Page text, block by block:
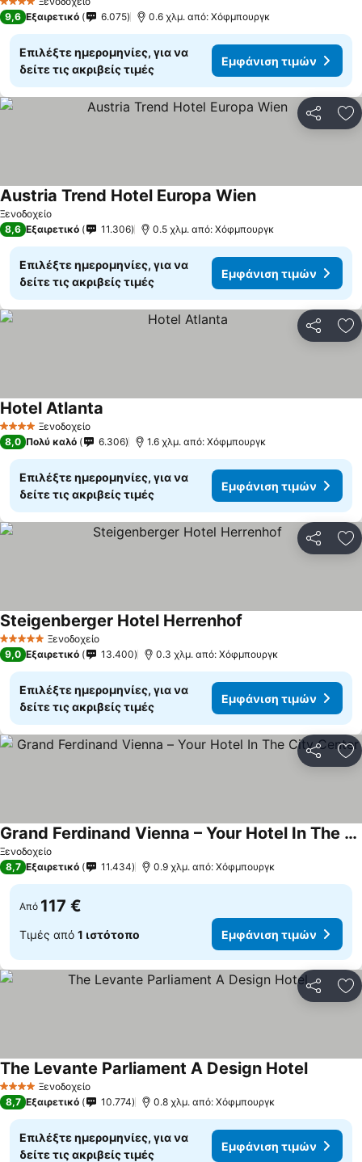
4 Αστέρια
9,6 Εξαιρετικό 6.075 0.6 χλμ. από: Χόφμπουργκ
Επιλέξτε ημερομηνίες, για να
δείτε τις ακριβείς τιμές
Εμφάνιση τιμών
Ξενοδοχείο
Austria Trend Hotel Europa Wien
8,6 Εξαιρετικό 11.306 0.5 χλμ. από: Χόφμπουργκ
Επιλέξτε ημερομηνίες, για να
δείτε τις ακριβείς τιμές
Εμφάνιση τιμών
4 ΑστέριαΞενοδοχείο
Hotel Atlanta
8,0 Πολύ καλό 6.306 1.6 χλμ. από: Χόφμπουργκ
Επιλέξτε ημερομηνίες, για να
δείτε τις ακριβείς τιμές
Εμφάνιση τιμών
5 Αστέρια Ξενοδοχείο
Steigenberger Hotel Herrenhof
9,0 Εξαιρετικό 13.400 0.3 χλμ. από: Χόφμπουργκ
Επιλέξτε ημερομηνίες, για να
δείτε τις ακριβείς τιμές
Εμφάνιση τιμών
Ξενοδοχείο
Grand Ferdinand Vienna – Your Hotel In The City Center
8,7 Εξαιρετικό 11.434 0.9 χλμ. από: Χόφμπουργκ
Από 117 €
Τιμές από 1 ιστότοπο Εμφάνιση τιμών
4 ΑστέριαΞενοδοχείο
The Levante Parliament A Design Hotel
8,7 Εξαιρετικό 10.774 0.8 χλμ. από: Χόφμπουργκ
Επιλέξτε ημερομηνίες, για να
δείτε τις ακριβείς τιμές
Εμφάνιση τιμών